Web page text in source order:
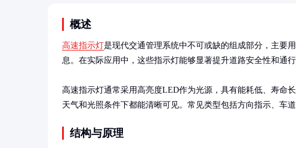
概述
高速指示灯是现代交通管理系统中不可或缺的组成部分，主要
息。在实际应用中，这些指示灯能够显著提升道路安全性和通行
高速指示灯通常采用高亮度LED作为光源，具有能耗低、寿命
天气和光照条件下都能清晰可见。常见类型包括方向指示、车
结构与原理